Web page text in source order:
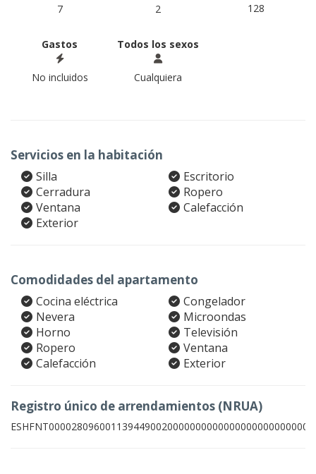
7 2 128
Gastos
No incluidos
Todos los sexos
Cualquiera
Servicios en la habitación
Silla
Escritorio
Cerradura
Ropero
Ventana
Calefacción
Exterior
Comodidades del apartamento
Cocina eléctrica
Congelador
Nevera
Microondas
Horno
Televisión
Ropero
Ventana
Calefacción
Exterior
Registro único de arrendamientos (NRUA)
ESHFNT00002809600113944900200000000000000000000000002